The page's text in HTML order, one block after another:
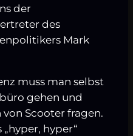
der
des
Mark
muss man selbst
gehen und
Scooter fragen.
hyper“